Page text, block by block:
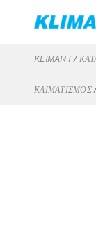
KLIMART/
ΚΛΙΜΑΤΙΣΜΌΣ